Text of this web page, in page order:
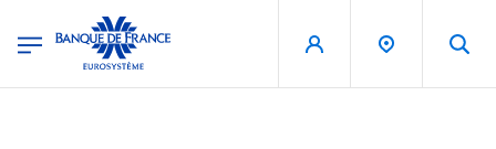
Banque de France - Menu Principal